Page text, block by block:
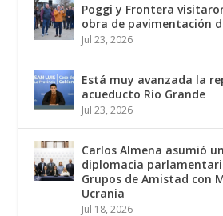
Poggi y Frontera
obra de pavimentación
Jul 23, 2026
Está muy avanzada la
acueducto Río Grande
Jul 23, 2026
Carlos Almena asumió
diplomacia
Grupos de Amistad con
Ucrania
Jul 18, 2026